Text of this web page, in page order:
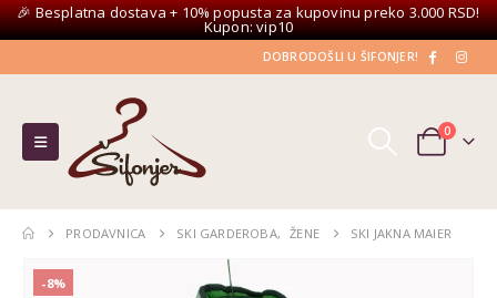
🎉 Besplatna dostava + 10% popusta za kupovinu preko 3.000 RSD!
Kupon: vip10
DOBRODOŠLI U ŠIFONJER!
0
PRODAVNICA SKI GARDEROBA, ŽENE SKI JAKNA MAIER
-8%